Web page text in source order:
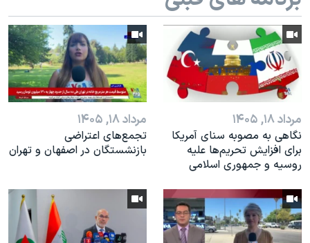
نرگس محمدی برنده جایزه نوبل صلح
همایش محافظه‌کاران آمریکا «سی‌پک»
صفحه‌های ویژه
سفر پرزیدنت ترامپ به چین
مرداد ۱۸, ۱۴۰۵
نگاهی به مصوبه سنای آمریکا
برای افزایش تحریم‌ها علیه
روسیه و جمهوری اسلامی
مرداد ۱۸, ۱۴۰۵
تجمع‌های اعتراضی
بازنشستگان در اصفهان و تهران